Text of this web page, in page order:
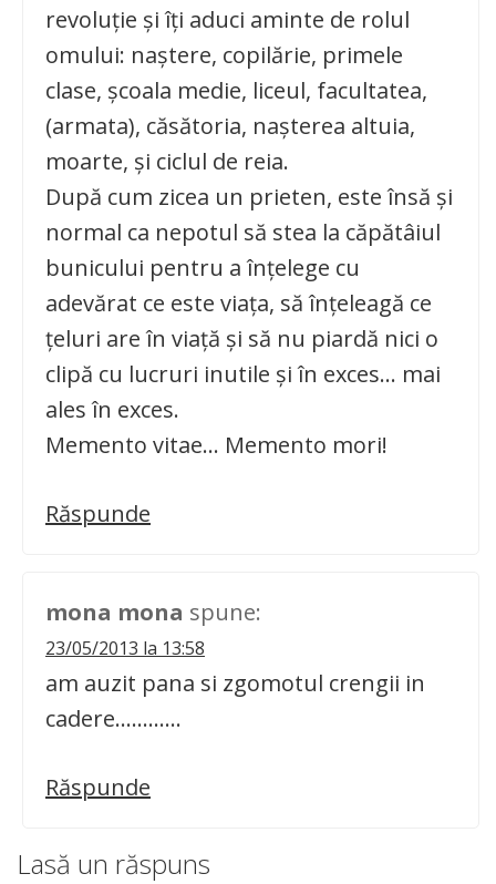
revoluţie şi îţi aduci aminte de rolul
omului: naştere, copilărie, primele
clase, şcoala medie, liceul, facultatea,
(armata), căsătoria, naşterea altuia,
moarte, şi ciclul de reia.
După cum zicea un prieten, este însă şi
normal ca nepotul să stea la căpătâiul
bunicului pentru a înţelege cu
adevărat ce este viaţa, să înţeleagă ce
ţeluri are în viaţă şi să nu piardă nici o
clipă cu lucruri inutile şi în exces… mai
ales în exces.
Memento vitae… Memento mori!
Răspunde
mona mona spune:
23/05/2013 la 13:58
am auzit pana si zgomotul crengii in
cadere…………
Răspunde
Lasă un răspuns